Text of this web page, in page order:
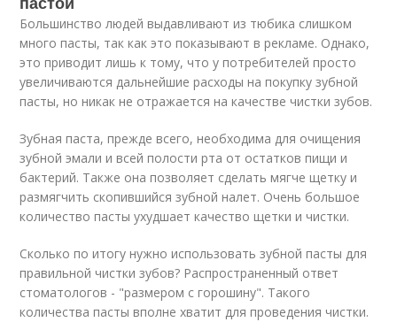
Большинство людей выдавливают из тюбика слишком
много пасты, так как это показывают в рекламе. Однако,
это приводит лишь к тому, что у потребителей просто
увеличиваются дальнейшие расходы на покупку зубной
пасты, но никак не отражается на качестве чистки зубов.
Зубная паста, прежде всего, необходима для очищения
зубной эмали и всей полости рта от остатков пищи и
бактерий. Также она позволяет сделать мягче щетку и
размягчить скопившийся зубной налет. Очень большое
количество пасты ухудшает качество щетки и чистки.
Сколько по итогу нужно использовать зубной пасты для
правильной чистки зубов? Распространенный ответ
стоматологов - "размером с горошину". Такого
количества пасты вполне хватит для проведения чистки.